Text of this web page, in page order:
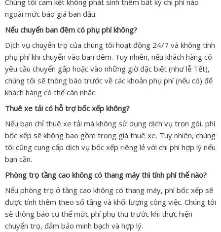
Chúng tôi cam kết không phát sinh thêm bất kỳ chi phí nào
ngoài mức báo giá ban đầu.
Nếu chuyển ban đêm có phụ phí không?
Dịch vụ chuyển trọ của chúng tôi hoạt động 24/7 và không tính
phụ phí khi chuyển vào ban đêm. Tuy nhiên, nếu khách hàng có
yêu cầu chuyển gấp hoặc vào những giờ đặc biệt (như lễ Tết),
chúng tôi sẽ thông báo trước về các khoản phụ phí (nếu có) để
khách hàng có thể cân nhắc.
Thuê xe tải có hỗ trợ bốc xếp không?
Nếu bạn chỉ thuê xe tải mà không sử dụng dịch vụ trọn gói, phí
bốc xếp sẽ không bao gồm trong giá thuê xe. Tuy nhiên, chúng
tôi cũng cung cấp dịch vụ bốc xếp riêng lẻ với chi phí hợp lý nếu
bạn cần.
Phòng trọ tầng cao không có thang máy thì tính phí thế nào?
Nếu phòng trọ ở tầng cao không có thang máy, phí bốc xếp sẽ
được tính thêm theo số tầng và khối lượng công việc. Chúng tôi
sẽ thông báo cụ thể mức phí phụ thu trước khi thực hiện
chuyển trọ, đảm bảo minh bạch và hợp lý.